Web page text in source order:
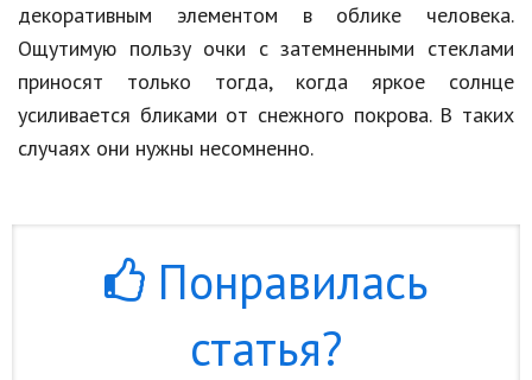
декоративным элементом в облике человека.
Ощутимую пользу очки с затемненными стеклами
приносят только тогда, когда яркое солнце
усиливается бликами от снежного покрова. В таких
случаях они нужны несомненно.
Понравилась
статья?